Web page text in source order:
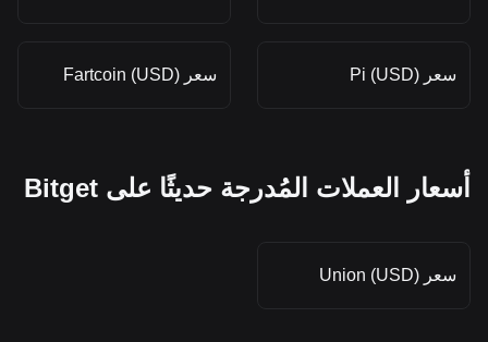
سعر Pi (USD) سعر Fartcoin (USD)
أسعار العملات المُدرجة حديثًا على Bitget
سعر Union (USD)